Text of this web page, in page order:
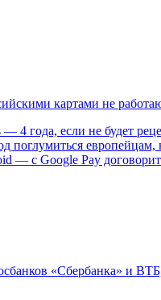
картами не
4 года, если не будет
европейцам,
— с Google Pay
«Сбербанка» и